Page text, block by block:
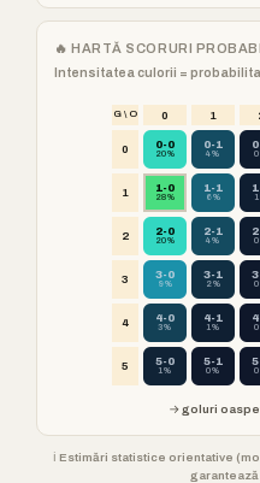
🔥 HARTĂ SCORURI
Intensitatea culorii =
G \ O 0 1
0 0-0
20%
0-1
4%
1 1-0
28%
1-1
6%
2 2-0
20%
2-1
4%
3 3-0
9%
3-1
2%
4 4-0
3%
4-1
1%
5 5-0
1%
5-1
0%
→ goluri
ℹ️ Estimări statistice orientative
garantează